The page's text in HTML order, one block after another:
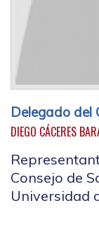
Delegado del
DIEGO CÁCERES
Consejo de
Universidad